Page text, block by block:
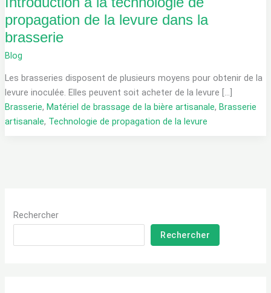
propagation de la levure dans la
brasserie
Blog
Les brasseries disposent de plusieurs moyens pour obtenir de la
levure inoculée. Elles peuvent soit acheter de la levure [...]
Brasserie, Matériel de brassage de la bière artisanale, Brasserie
artisanale, Technologie de propagation de la levure
Rechercher
Rechercher